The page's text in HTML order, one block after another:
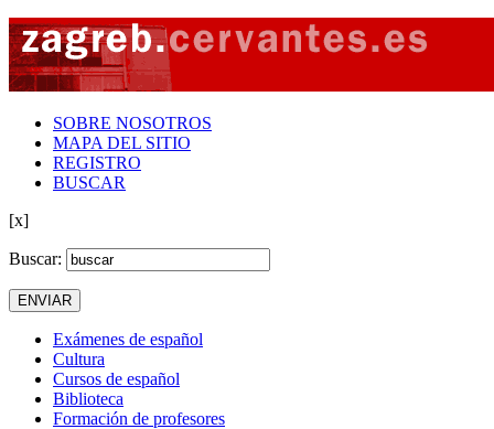
SOBRE NOSOTROS
MAPA DEL SITIO
REGISTRO
BUSCAR
[x]
Buscar:
Exámenes de español
Cultura
Cursos de español
Biblioteca
Formación de profesores